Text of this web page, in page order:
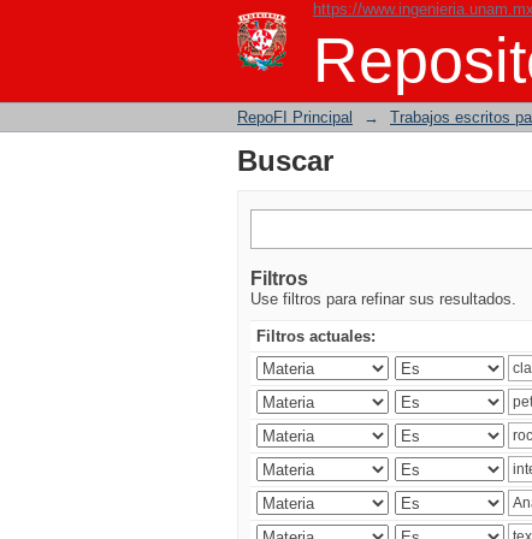
https://www.ingenieria.unam.mx
Buscar
RepoFI Principal → Trabajos escritos
Buscar
Filtros
Use filtros para refinar sus resultados.
Filtros actuales: